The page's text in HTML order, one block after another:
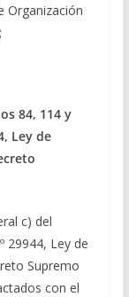
Organización
84, 114 y
Ley de
c) del
29944, Ley de
Supremo
con el